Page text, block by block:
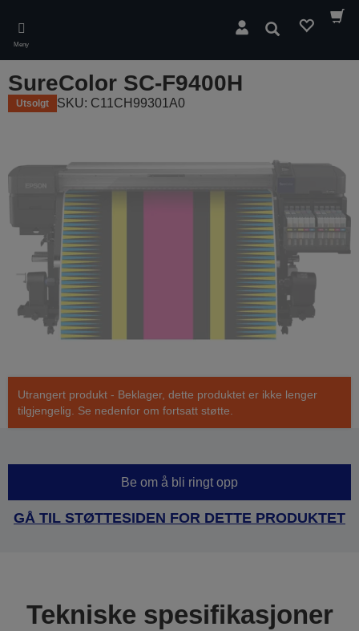
main
content
Meny
Søk
SureColor SC-F9400H
Utsolgt SKU: C11CH99301A0
Utrangert produkt - Beklager, dette produktet er ikke lenger
tilgjengelig. Se nedenfor om fortsatt støtte.
Be om å bli ringt opp
GÅ TIL STØTTESIDEN FOR DETTE PRODUKTET
Tekniske spesifikasjoner